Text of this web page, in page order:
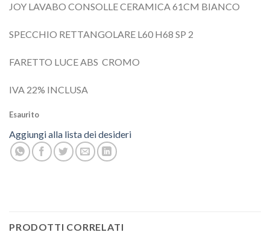
JOY LAVABO CONSOLLE CERAMICA 61CM BIANCO
SPECCHIO RETTANGOLARE L60 H68 SP 2
FARETTO LUCE ABS CROMO
IVA 22% INCLUSA
Esaurito
Aggiungi alla lista dei desideri
PRODOTTI CORRELATI